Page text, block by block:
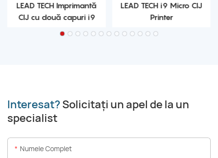
LEAD TECH Imprimantă
CIJ cu două capuri i9
LEAD TECH i9 Micro CIJ
Printer
Interesat? Solicitați un apel de la un
specialist
Numele Complet